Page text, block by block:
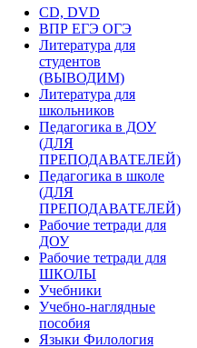
CD, DVD
ВПР ЕГЭ ОГЭ
Литература для
студентов
(ВЫВОДИМ)
Литература для
школьников
Педагогика в ДОУ
(ДЛЯ
ПРЕПОДАВАТЕЛЕЙ)
Педагогика в школе
(ДЛЯ
ПРЕПОДАВАТЕЛЕЙ)
Рабочие тетради для
ДОУ
Рабочие тетради для
ШКОЛЫ
Учебники
Учебно-наглядные
пособия
Языки Филология